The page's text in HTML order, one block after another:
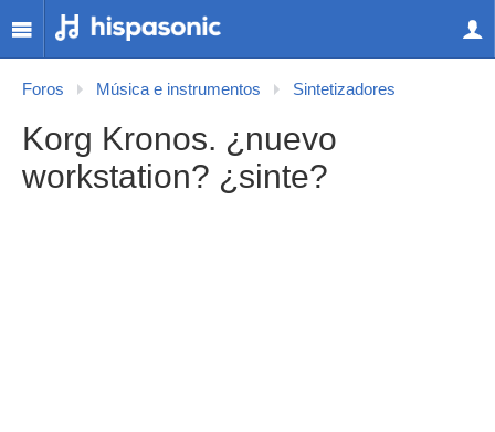
Foros Música e instrumentos Sintetizadores
Korg Kronos. ¿nuevo
workstation? ¿sinte?